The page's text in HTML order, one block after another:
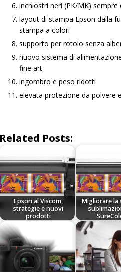
inchiostri neri (PK/MK) sempre
layout di stampa Epson dalla
stampa a colori
supporto per rotolo senza
nuovo sistema di
fine art
ingombro e peso ridotti
elevata protezione da polvere
Related Posts:
Epson al Viscom,
strategie e nuovi
prodotti
Migliorare la